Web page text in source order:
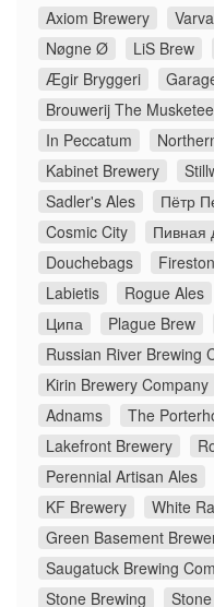
Axiom Brewery
Nøgne Ø
LiS Brew
Ægir Bryggeri
Brouwerij The
In Peccatum
Kabinet Brewery
Sadler's Ales
Пётр
Cosmic City
Пивная
Douchebags
Labietis
Rogue Ales
Ципа
Plague Brew
Russian River Brewing
Kirin Brewery Company
Adnams
The
Lakefront Brewery
Perennial Artisan Ales
KF Brewery
White
Green Basement
Saugatuck Brewing
Stone Brewing